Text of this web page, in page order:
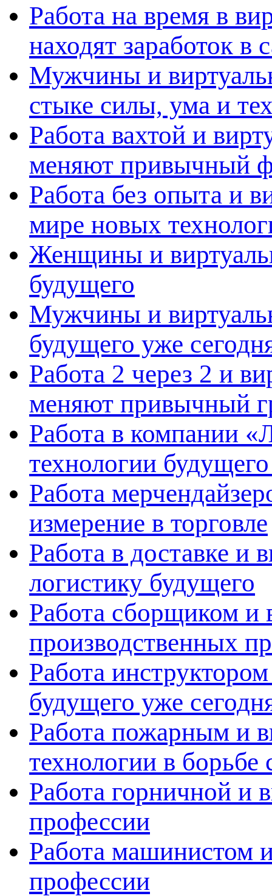
Работа на время в
находят заработок
Мужчины и
стыке силы, ума и
Работа вахтой и
меняют привычный
Работа без опыта и
мире новых
Женщины и
будущего
Мужчины и
будущего уже
Работа 2 через 2 и
меняют привычный
Работа в компании
технологии
Работа
измерение в торговле
Работа в доставке и
логистику будущего
Работа сборщиком и
производственных
Работа
будущего уже
Работа пожарным и
технологии в борьбе
Работа горничной и
профессии
Работа машинистом
профессии